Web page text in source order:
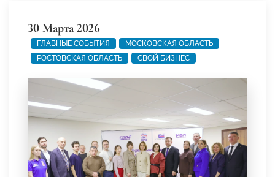
30 Марта 2026
ГЛАВНЫЕ СОБЫТИЯ
МОСКОВСКАЯ ОБЛАСТЬ
РОСТОВСКАЯ ОБЛАСТЬ
СВОЙ БИЗНЕС